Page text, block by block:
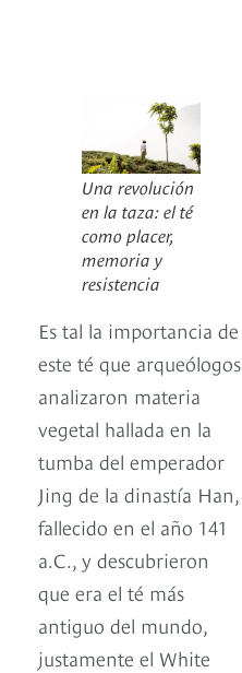
Una revolución
en la taza: el té
como placer,
memoria y
resistencia
Es tal la importancia de
este té que arqueólogos
analizaron materia
vegetal hallada en la
tumba del emperador
Jing de la dinastía Han,
fallecido en el año 141
a.C., y descubrieron
que era el té más
antiguo del mundo,
justamente el White